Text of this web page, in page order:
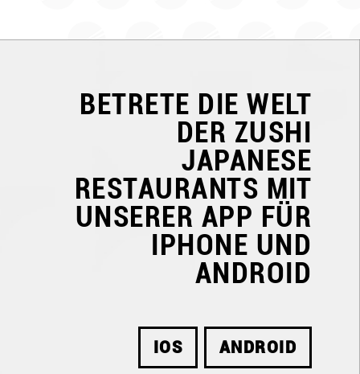
BETRETE DIE WELT
DER ZUSHI
JAPANESE
RESTAURANTS MIT
UNSERER APP FÜR
IPHONE UND
ANDROID
IOS ANDROID